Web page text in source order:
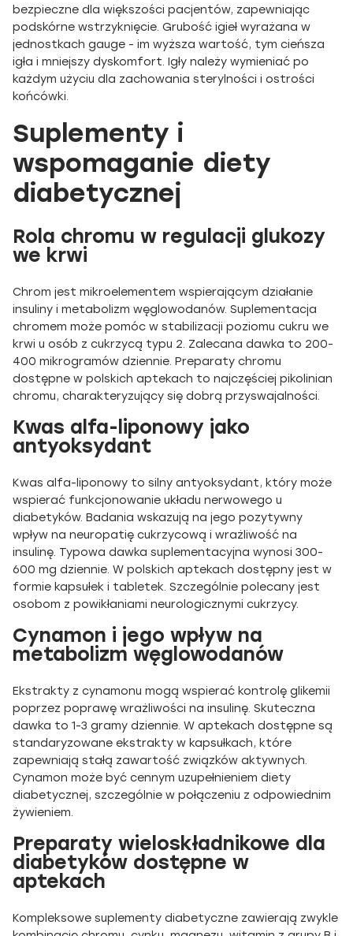
bezpieczne dla większości pacjentów, zapewniając
podskórne wstrzyknięcie. Grubość igieł wyrażana w
jednostkach gauge - im wyższa wartość, tym cieńsza
igła i mniejszy dyskomfort. Igły należy wymieniać po
każdym użyciu dla zachowania sterylności i ostrości
końcówki.
Suplementy i
wspomaganie diety
diabetycznej
Rola chromu w regulacji glukozy
we krwi
Chrom jest mikroelementem wspierającym działanie
insuliny i metabolizm węglowodanów. Suplementacja
chromem może pomóc w stabilizacji poziomu cukru we
krwi u osób z cukrzycą typu 2. Zalecana dawka to 200-
400 mikrogramów dziennie. Preparaty chromu
dostępne w polskich aptekach to najczęściej pikolinian
chromu, charakteryzujący się dobrą przyswajalności.
Kwas alfa-liponowy jako
antyoksydant
Kwas alfa-liponowy to silny antyoksydant, który może
wspierać funkcjonowanie układu nerwowego u
diabetyków. Badania wskazują na jego pozytywny
wpływ na neuropatię cukrzycową i wrażliwość na
insulinę. Typowa dawka suplementacyjna wynosi 300-
600 mg dziennie. W polskich aptekach dostępny jest w
formie kapsułek i tabletek. Szczególnie polecany jest
osobom z powikłaniami neurologicznymi cukrzycy.
Cynamon i jego wpływ na
metabolizm węglowodanów
Ekstrakty z cynamonu mogą wspierać kontrolę glikemii
poprzez poprawę wrażliwości na insulinę. Skuteczna
dawka to 1-3 gramy dziennie. W aptekach dostępne są
standaryzowane ekstrakty w kapsułkach, które
zapewniają stałą zawartość związków aktywnych.
Cynamon może być cennym uzupełnieniem diety
diabetycznej, szczególnie w połączeniu z odpowiednim
żywieniem.
Preparaty wieloskładnikowe dla
diabetyków dostępne w
aptekach
Kompleksowe suplementy diabetyczne zawierają zwykle